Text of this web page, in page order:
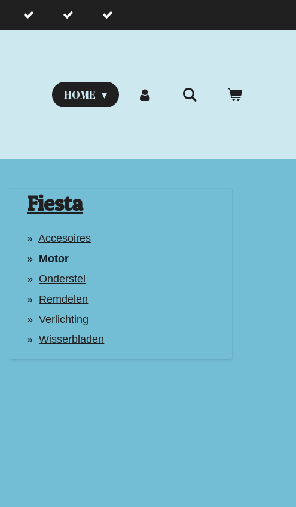
HOME
Fiesta
Accesoires
Motor
Onderstel
Remdelen
Verlichting
Wisserbladen